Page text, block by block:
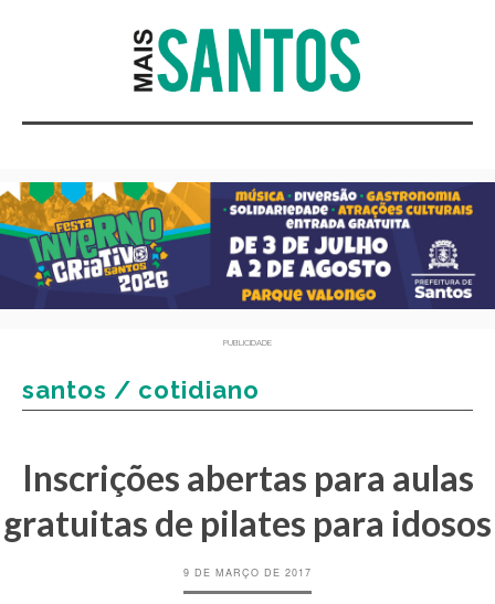
PUBLICIDADE
santos / cotidiano
Inscrições abertas para aulas
gratuitas de pilates para idosos
9 DE MARÇO DE 2017